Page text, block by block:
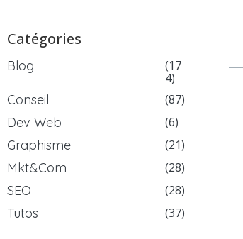
Catégories
Blog
(17
4)
Conseil (87)
Dev Web (6)
Graphisme (21)
Mkt&Com (28)
SEO (28)
Tutos (37)